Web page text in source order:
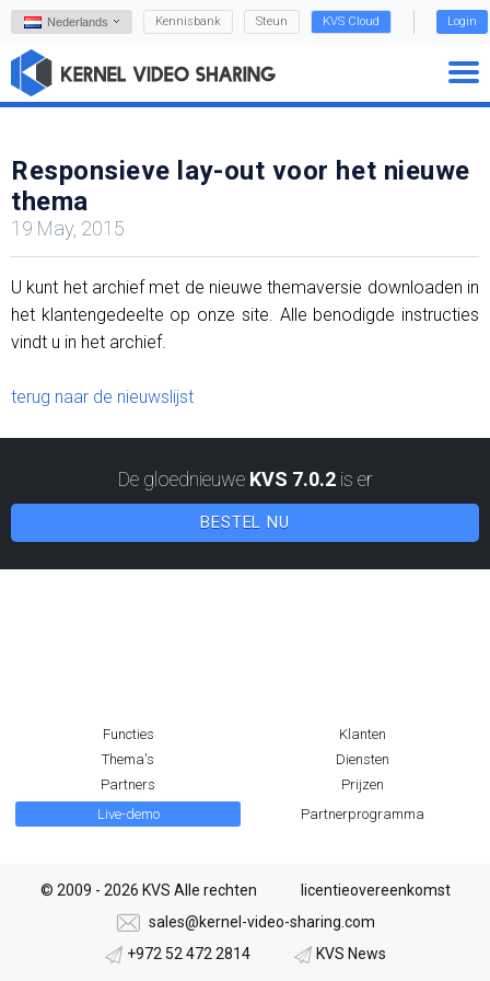
Nederlands Kennisbank Steun KVS Cloud Login
Responsieve lay-out voor het nieuwe
thema
19 May, 2015
U kunt het archief met de nieuwe themaversie downloaden in
het klantengedeelte op onze site. Alle benodigde instructies
vindt u in het archief.
terug naar de nieuwslijst
De gloednieuwe KVS 7.0.2is er
BESTEL NU
Functies
Klanten
Thema's
Diensten
Partners
Prijzen
Live-demo
Partnerprogramma
© 2009 - 2026 KVS Alle rechten
licentieovereenkomst
sales@kernel-video-sharing.com
+972 52 472 2814
KVS News